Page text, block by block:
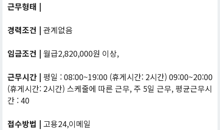
근무형태 |
경력조건 | 관계없음
임금조건 | 월급2,820,000원 이상,
근무시간 | 평일 : 08:00~19:00 (휴게시간: 2시간) 09:00~20:00
(휴게시간: 2시간) 스케줄에 따른 근무, 주 5일 근무, 평균근무시
간 : 40
접수방법 | 고용24,이메일